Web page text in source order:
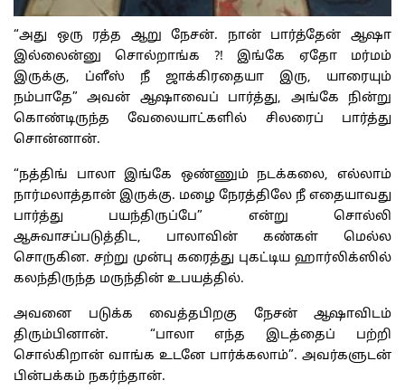
“அது ஒரு ரத்த ஆறு நேசன். நான் பார்த்தேன் ஆஷா
இல்லைன்னு சொல்றாங்க ?! இங்கே ஏதோ மர்மம்
இருக்கு, ப்ளீஸ் நீ ஜாக்கிரதையா இரு, யாரையும்
நம்பாதே” அவன் ஆஷாவைப் பார்த்து, அங்கே நின்று
கொண்டிருந்த வேலையாட்களில் சிலரைப் பார்த்து
சொன்னான்.
“நத்திங் பாலா இங்கே ஒண்ணும் நடக்கலை, எல்லாம்
நார்மலாத்தான் இருக்கு. மழை நேரத்திலே நீ எதையாவது
பார்த்து பயந்திருப்பே” என்று சொல்லி
ஆசுவாசப்படுத்திட, பாலாவின் கண்கள் மெல்ல
சொருகின. சற்று முன்பு கரைத்து புகட்டிய ஹார்லிக்ஸில்
கலந்திருந்த மருந்தின் உபயத்தில்.
அவனை படுக்க வைத்தபிறகு நேசன் ஆஷாவிடம்
திரும்பினான். “பாலா எந்த இடத்தைப் பற்றி
சொல்கிறான் வாங்க உடனே பார்க்கலாம்”. அவர்களுடன்
பின்பக்கம் நகர்ந்தான்.